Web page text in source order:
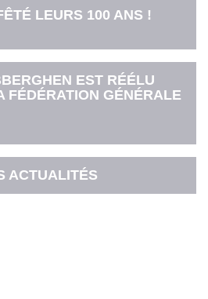
LEURS 100 ANS !
EST RÉÉLU
FÉDÉRATION GÉNÉRALE
ACTUALITÉS